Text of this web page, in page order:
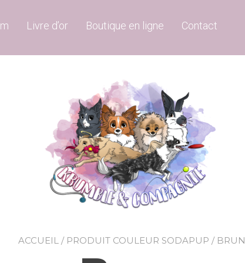
Livre d’or Boutique en ligne Contact
ACCUEIL/ PRODUIT COULEUR SODAPUP / BRUN